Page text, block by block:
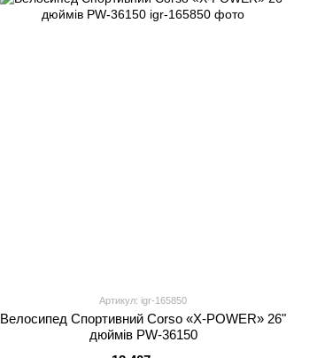
Артикул: igr-165850
Велосипед Спортивний Corso «X-POWER» 26"
дюймів PW-36150